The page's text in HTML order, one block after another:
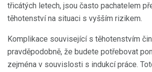
třicátých letech, jsou často pachatelem
těhotenství na situaci s vyšším rizikem.
Komplikace související s těhotenstvím
pravděpodobně, že budete potřebovat
zejména v souvislosti s indukcí práce.